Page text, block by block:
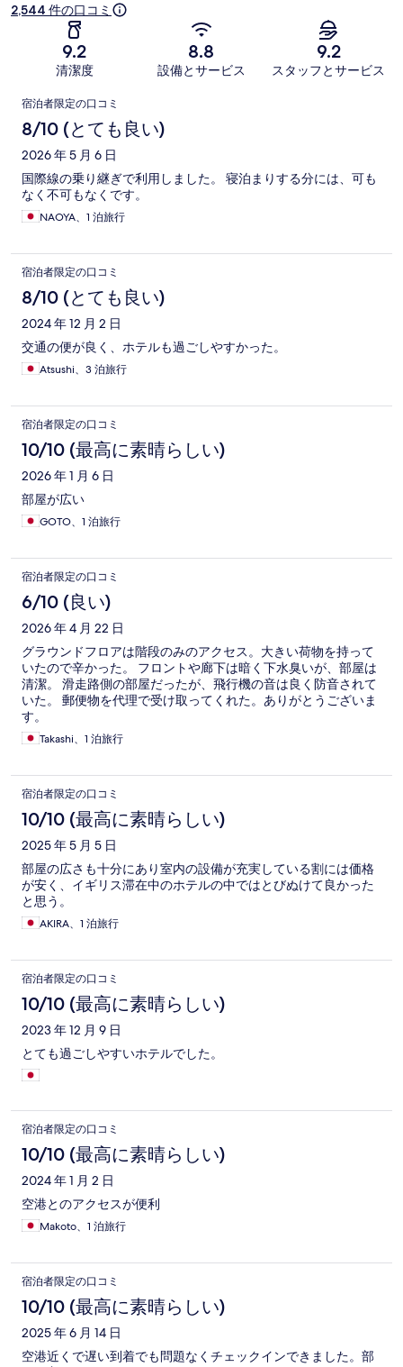
2,544 件の口コミ
9.2
清潔度
8.8
設備とサービス
9.2
スタッフとサービス
口
コ
ミ
宿泊者限定の口コミ
8/10 (とても良い)
2026 年 5 月 6 日
国際線の乗り継ぎで利用しました。 寝泊まりする分には、可も
なく不可もなくです。
NAOYA、1 泊旅行
宿泊者限定の口コミ
8/10 (とても良い)
2024 年 12 月 2 日
交通の便が良く、ホテルも過ごしやすかった。
Atsushi、3 泊旅行
宿泊者限定の口コミ
10/10 (最高に素晴らしい)
2026 年 1 月 6 日
部屋が広い
GOTO、1 泊旅行
宿泊者限定の口コミ
6/10 (良い)
2026 年 4 月 22 日
グラウンドフロアは階段のみのアクセス。大きい荷物を持って
いたので辛かった。 フロントや廊下は暗く下水臭いが、部屋は
清潔。 滑走路側の部屋だったが、飛行機の音は良く防音されて
いた。 郵便物を代理で受け取ってくれた。ありがとうございま
す。
Takashi、1 泊旅行
宿泊者限定の口コミ
10/10 (最高に素晴らしい)
2025 年 5 月 5 日
部屋の広さも十分にあり室内の設備が充実している割には価格
が安く、イギリス滞在中のホテルの中ではとびぬけて良かった
と思う。
AKIRA、1 泊旅行
宿泊者限定の口コミ
10/10 (最高に素晴らしい)
2023 年 12 月 9 日
とても過ごしやすいホテルでした。
宿泊者限定の口コミ
10/10 (最高に素晴らしい)
2024 年 1 月 2 日
空港とのアクセスが便利
Makoto、1 泊旅行
宿泊者限定の口コミ
10/10 (最高に素晴らしい)
2025 年 6 月 14 日
空港近くで遅い到着でも問題なくチェックインできました。部